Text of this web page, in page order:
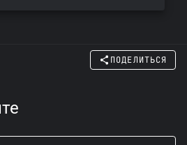
ПОДЕЛИТЬСЯ